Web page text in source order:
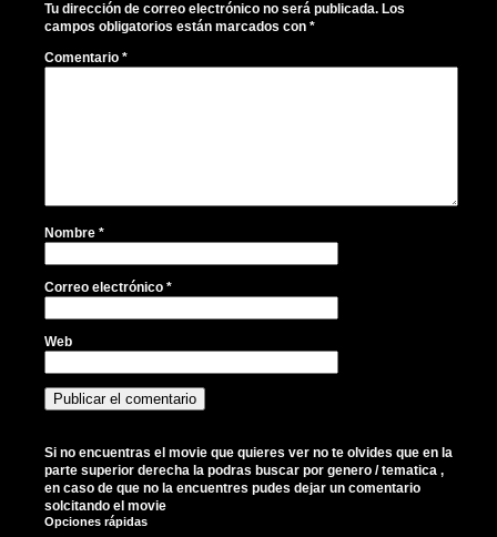
Tu dirección de correo electrónico no será publicada. Los
campos obligatorios están marcados con *
Comentario *
Nombre *
Correo electrónico *
Web
Si no encuentras el movie que quieres ver no te olvides que en la
parte superior derecha la podras buscar por genero / tematica ,
en caso de que no la encuentres pudes dejar un comentario
solcitando el movie
Opciones rápidas